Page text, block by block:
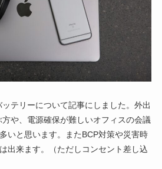
テリーについて記事にしました。外出
や、電源確保が難しいオフィスの会議
いと思います。またBCP対策や災害時
出来ます。（ただしコンセント差し込